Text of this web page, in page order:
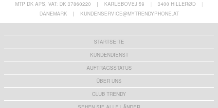
MTP DK APS, VAT: DK 37860220 | KARLEBOVEJ 59 | 3400 HILLERØD
|
DÄNEMARK
| KUNDENSERVICE@MYTRENDYPHONE.AT
STARTSEITE
KUNDENDIENST
AUFTRAGSSTATUS
ÜBER UNS
CLUB TRENDY